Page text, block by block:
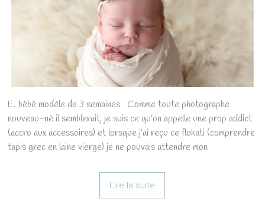
E. bébé modèle de 3 semaines Comme toute photographe
nouveau-né il semblerait, je suis ce qu’on appelle une prop addict
(accro aux accessoires) et lorsque j’ai reçu ce flokati (comprendre
tapis grec en laine vierge) je ne pouvais attendre mon
Lire la suite